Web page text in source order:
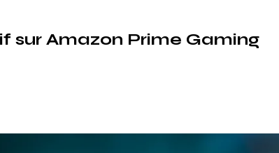
sur Amazon Prime Gaming